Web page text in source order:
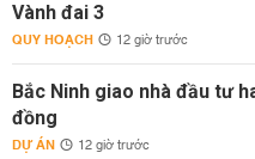
Vành đai 3
QUY HOẠCH 12 giờ trước
Bắc Ninh giao nhà đầu tư
đồng
DỰ ÁN 12 giờ trước